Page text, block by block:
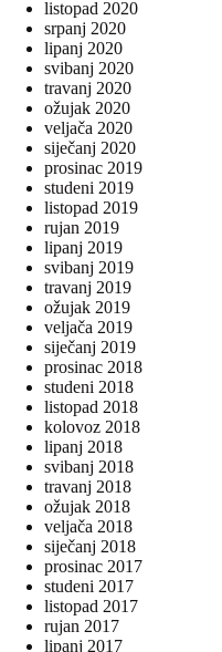
listopad 2020
srpanj 2020
lipanj 2020
svibanj 2020
travanj 2020
ožujak 2020
veljača 2020
siječanj 2020
prosinac 2019
studeni 2019
listopad 2019
rujan 2019
lipanj 2019
svibanj 2019
travanj 2019
ožujak 2019
veljača 2019
siječanj 2019
prosinac 2018
studeni 2018
listopad 2018
kolovoz 2018
lipanj 2018
svibanj 2018
travanj 2018
ožujak 2018
veljača 2018
siječanj 2018
prosinac 2017
studeni 2017
listopad 2017
rujan 2017
lipanj 2017